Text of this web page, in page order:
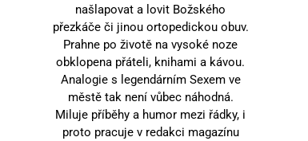
našlapovat a lovit Božského
přezkáče či jinou ortopedickou obuv.
Prahne po životě na vysoké noze
obklopena přáteli, knihami a kávou.
Analogie s legendárním Sexem ve
městě tak není vůbec náhodná.
Miluje příběhy a humor mezi řádky, i
proto pracuje v redakci magazínu